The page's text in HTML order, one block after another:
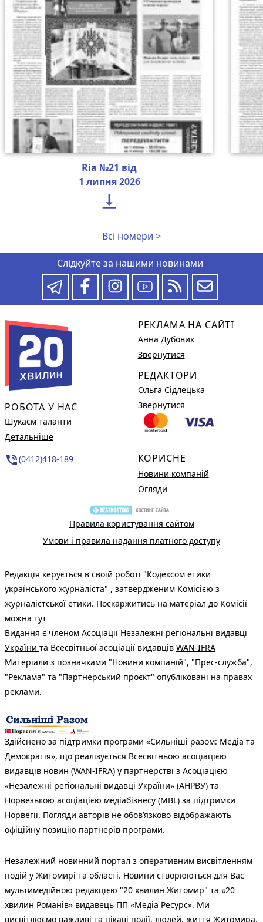
Ria №21 від
1 липня 2026

Всі номери >
Слідкуйте за нашими новинами
РОБОТА У НАС
Шукаєм таланти
Детальніше
phone_in_talk(0412)418-189
РЕКЛАМА НА САЙТІ
Анна Дубовик
Звернутися
РЕДАКТОРИ
Ольга Сідлецька
Звернутися
КОРИСНЕ
Новини компаній
Огляди
Правила користування сайтом
Умови і правила надання платного доступу
Редакція керується в своїй роботі "Кодексом етики
українського журналіста" , затвердженим Комісією з
журналістської етики. Поскаржитись на матеріал до Комісії
можна тут
Видання є членом Асоціації Незалежні регіональні видавці
України та Всесвітньої асоціації видавців WAN-IFRA
Матеріали з позначками "Новини компаній", "Прес-служба",
"Реклама" та "Партнерський проєкт" опубліковані на правах
реклами.
Здійснено за підтримки програми «Сильніші разом: Медіа та
Демократія», що реалізується Всесвітньою асоціацією
видавців новин (WAN-IFRA) у партнерстві з Асоціацією
«Незалежні регіональні видавці України» (АНРВУ) та
Норвезькою асоціацією медіабізнесу (MBL) за підтримки
Норвегії. Погляди авторів не обов’язково відображають
офіційну позицію партнерів програми.
Незалежний новинний портал з оперативним висвітленням
подій у Житомирі та області. Новини створюються для Вас
мультимедійною редакцією "20 хвилин Житомир" та «20
хвилин Романів» видавець ПП «Медіа Ресурс». Ми
висвітлюємо важливі та цікаві події, людей, життя Житомира.